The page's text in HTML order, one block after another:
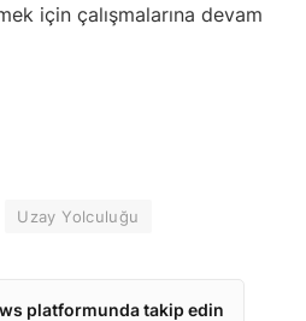
için çalışmalarına devam
Uzay Yolculuğu
platformunda takip edin